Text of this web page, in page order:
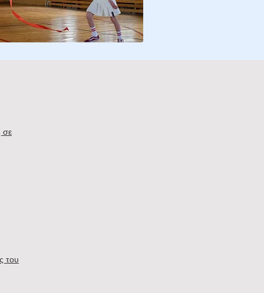
σε
του